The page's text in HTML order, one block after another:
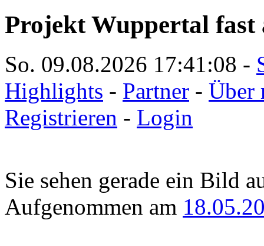
Projekt Wuppertal fast
So. 09.08.2026 17:41:08 -
Highlights - Partner - Über
Registrieren - Login
Sie sehen gerade ein Bild
Aufgenommen am